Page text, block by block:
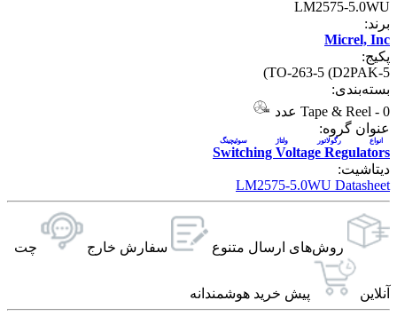
LM2575-5.0WU
برند:
Micrel, Inc
پکیج:
TO-263-5 (D2PAK-5)
بسته‌بندی:
Tape & Reel - 0 عدد
عنوان گروه:
Switching Voltage Regulators
انواع رگولاتور ولتاژ سوئیچینگ
دیتاشیت:
LM2575-5.0WU Datasheet
روش‌های ارسال‌ متنوع سفارش خارج چت
آنلاین پیش خرید هوشمندانه